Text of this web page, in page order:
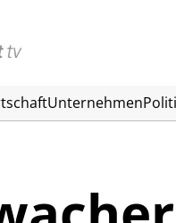
Unternehmen